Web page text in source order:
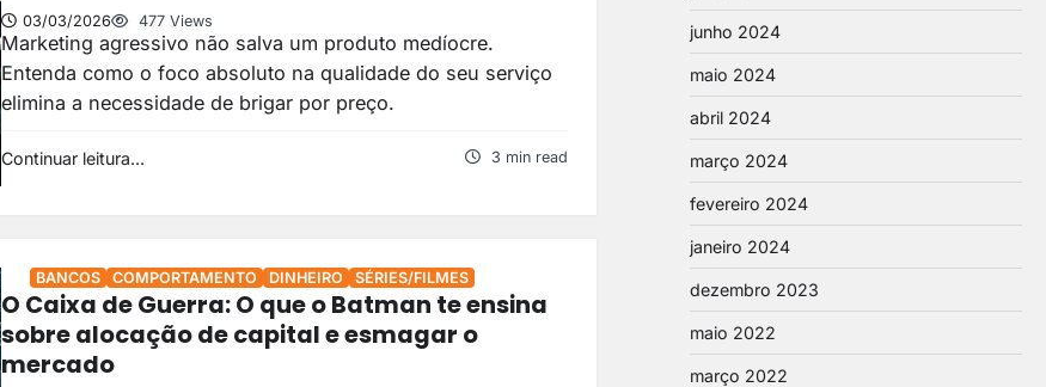
03/03/2026 477 Views
Marketing agressivo não salva um produto medíocre.
Entenda como o foco absoluto na qualidade do seu serviço
elimina a necessidade de brigar por preço.
Continuar leitura... 3 min read
BANCOS COMPORTAMENTO DINHEIRO SÉRIES/FILMES
O Caixa de Guerra: O que o Batman te ensina
sobre alocação de capital e esmagar o
mercado
junho 2024
maio 2024
abril 2024
março 2024
fevereiro 2024
janeiro 2024
dezembro 2023
maio 2022
março 2022